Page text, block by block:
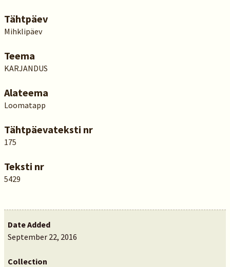
Tähtpäev
Mihklipäev
Teema
KARJANDUS
Alateema
Loomatapp
Tähtpäevateksti nr
175
Teksti nr
5429
Date Added
September 22, 2016
Collection